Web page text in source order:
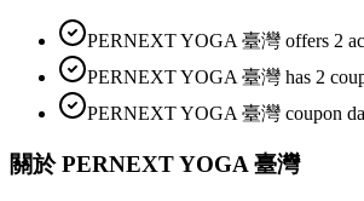
PERNEXT YOGA 臺灣 offers 2
PERNEXT YOGA 臺灣 has 2
PERNEXT YOGA 臺灣 coupon
關於 PERNEXT YOGA 臺灣